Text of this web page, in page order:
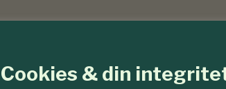
Cookies & din